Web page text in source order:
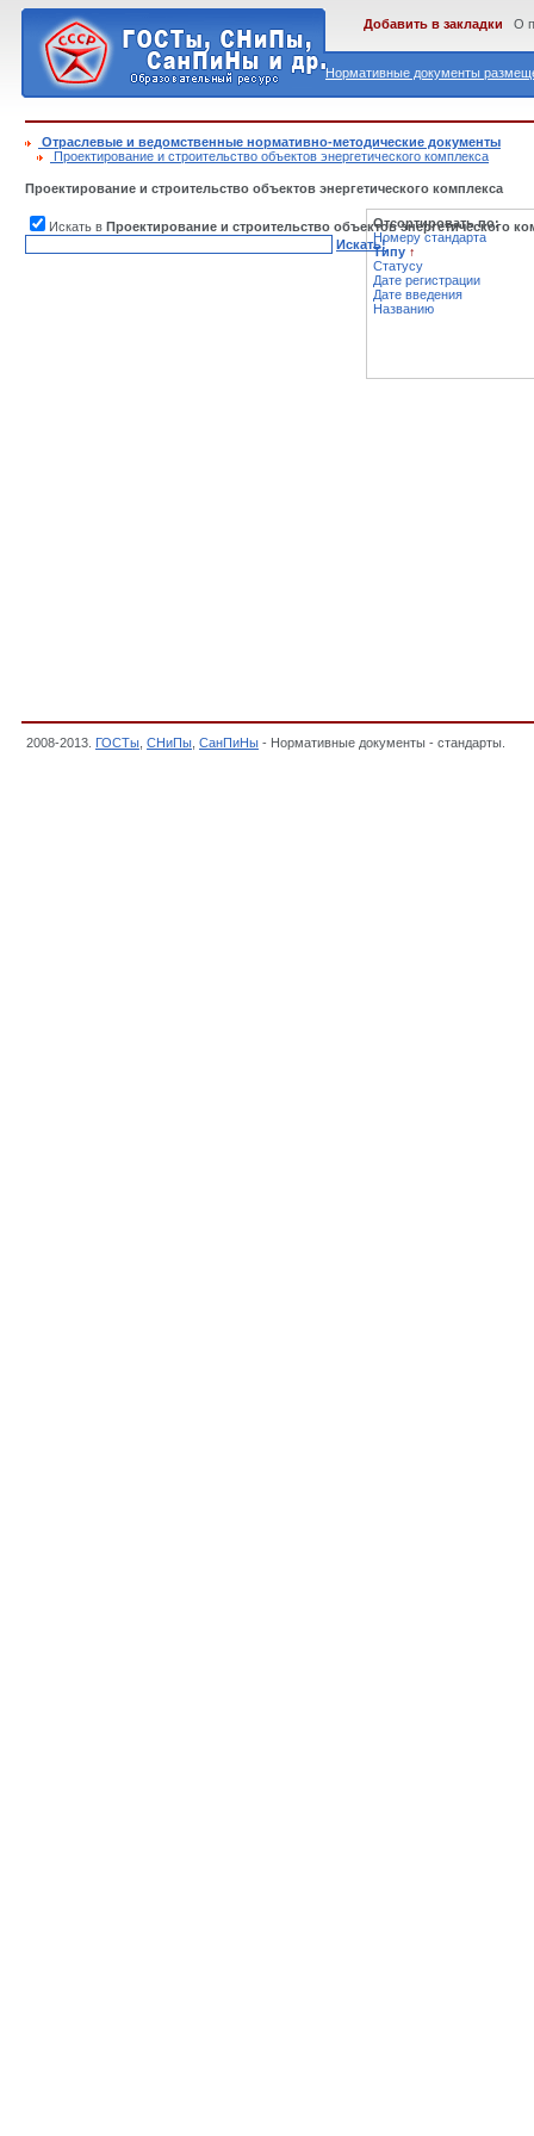
Нормативные документы
Добавить в закладки О
Отраслевые и ведомственные нормативно-методические документы
Проектирование и строительство объектов энергетического комплекса
Проектирование и строительство объектов энергетического комплекса
Искать в Проектирование и строительство объектов энергетического
Искать!
Отсортировать по:
Номеру стандарта
Типу ↑
Статусу
Дате регистрации
Дате введения
Названию
2008-2013. ГОСТы СНиПы СанПиНы - Нормативные документы - стандарты.